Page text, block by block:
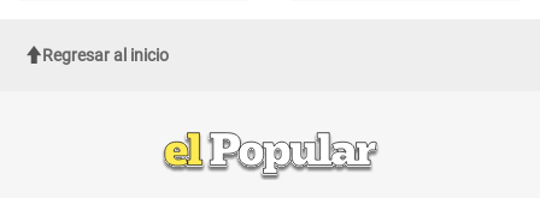
Regresar al inicio